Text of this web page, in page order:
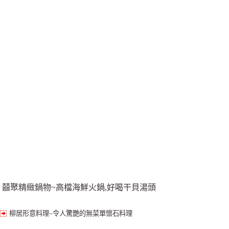
囍聚精緻鍋物~高檔海鮮火鍋,好喝干貝湯頭
柳居形意料理~令人驚艷的無菜單懷石料理